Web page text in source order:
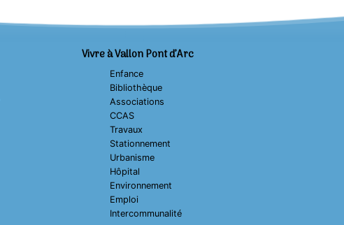
Vivre à Vallon Pont d’Arc
Enfance
Bibliothèque
Associations
CCAS
Travaux
Stationnement
Urbanisme
Hôpital
Environnement
Emploi
Intercommunalité